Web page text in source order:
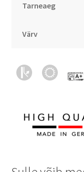
Tarneaeg
Värv